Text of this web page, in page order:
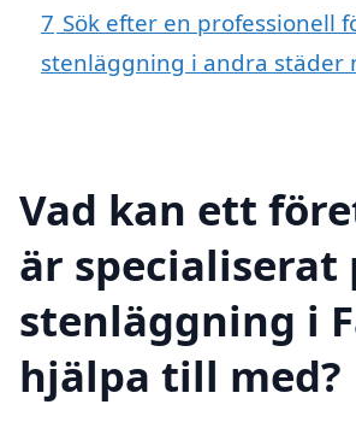
7 Sök efter en professionell
stenläggning i andra städer
Vad kan ett
är specialiserat
stenläggning i
hjälpa till med?